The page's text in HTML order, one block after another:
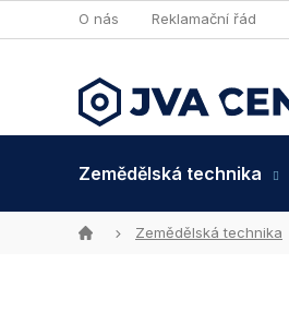
na
O nás Reklamační řád
Zemědělská technika
DomůZemědělská technika